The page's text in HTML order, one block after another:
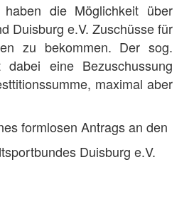
die Möglichkeit über
Duisburg e.V. Zuschüsse für
zu bekommen. Der sog.
dabei eine Bezuschussung
maximal aber
formlosen Antrags an den
Duisburg e.V.